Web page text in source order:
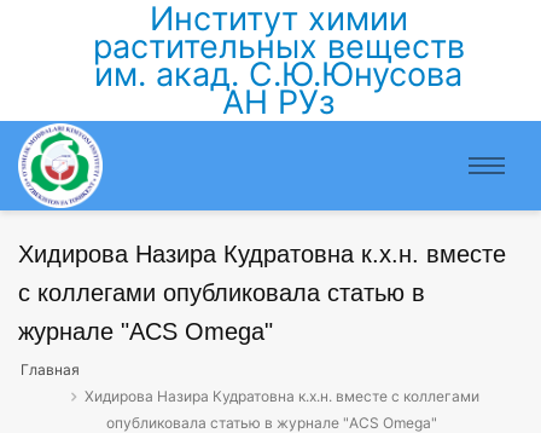
Институт химии
растительных веществ
им. акад. С.Ю.Юнусова
АН РУз
Хидирова Назира Кудратовна к.х.н. вместе
с коллегами опубликовала статью в
журнале "ACS Omega"
Главная
Хидирова Назира Кудратовна к.х.н. вместе с коллегами
опубликовала статью в журнале "ACS Omega"